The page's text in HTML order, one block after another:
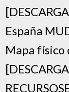
España
Mapa físico